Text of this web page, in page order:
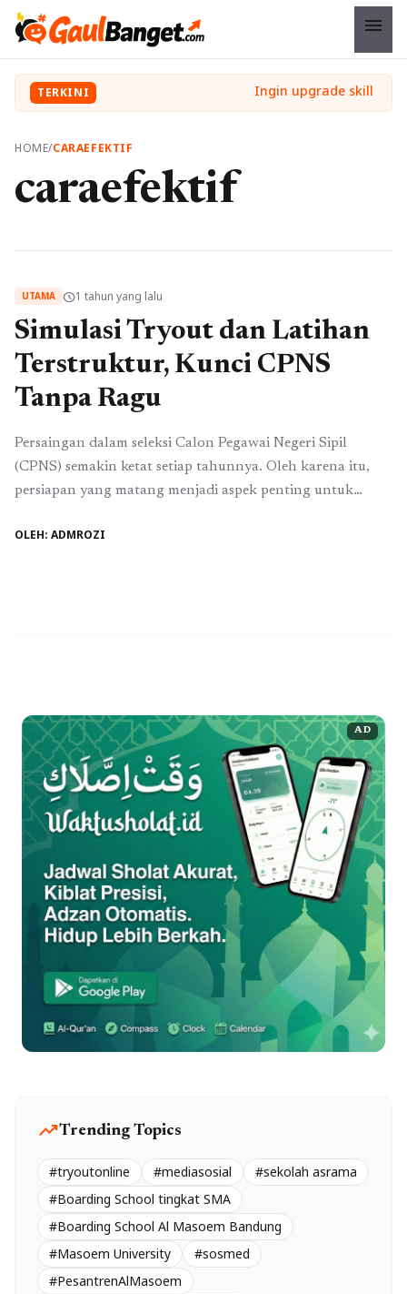
menu
TERKINI
HOME/CARAEFEKTIF
caraefektif
UTAMA schedule1 tahun yang lalu
Simulasi Tryout dan Latihan
Terstruktur, Kunci CPNS
Tanpa Ragu
Persaingan dalam seleksi Calon Pegawai Negeri Sipil
(CPNS) semakin ketat setiap tahunnya. Oleh karena itu,
persiapan yang matang menjadi aspek penting untuk
mempersiapkan diri dengan baik adalah melalui simulasi
OLEH: ADMROZI
AD
trending_upTrending Topics
#tryoutonline #mediasosial
#sekolah asrama
#Boarding School tingkat SMA
#Boarding School Al Masoem Bandung
#Masoem University
#sosmed
#PesantrenAlMasoem